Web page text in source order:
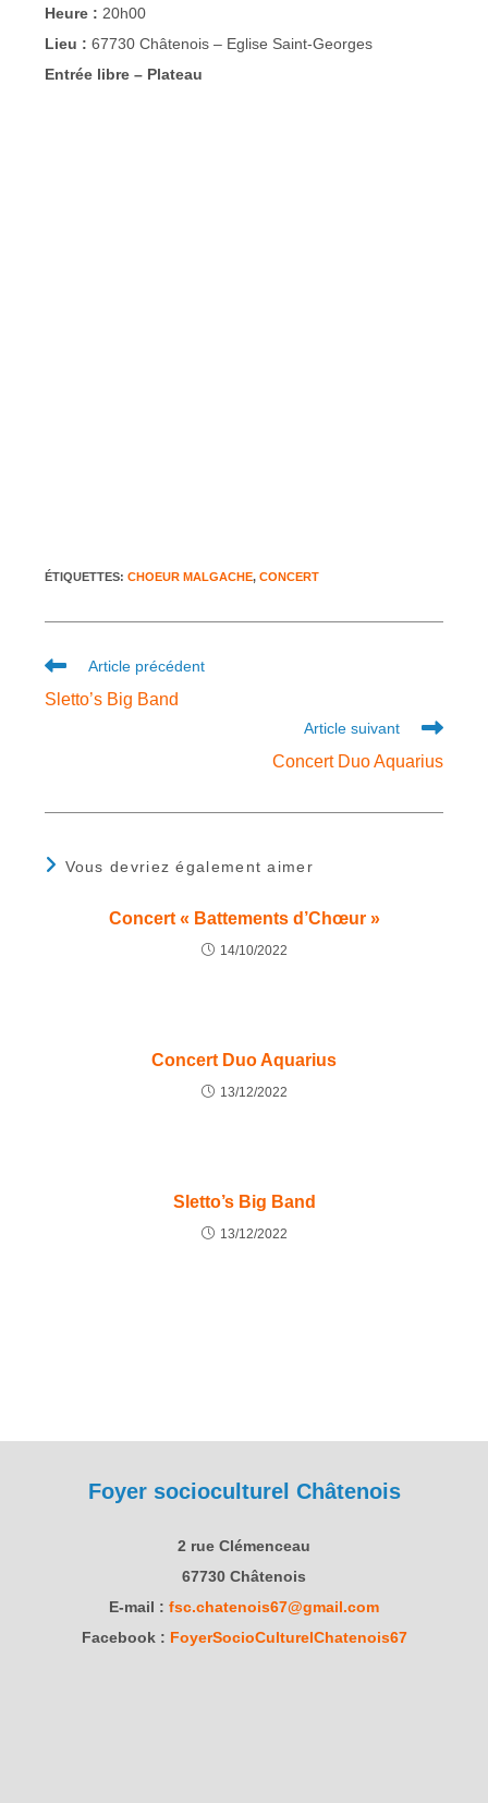
Heure : 20h00
Lieu :67730 Châtenois – Eglise Saint-Georges
Entrée libre – Plateau
ÉTIQUETTES:CHOEUR MALGACHE, CONCERT
Article précédent
Sletto’s Big Band
Article suivant
Concert Duo Aquarius
Vous devriez également aimer
Concert « Battements d’Chœur »
14/10/2022
Concert Duo Aquarius
13/12/2022
Sletto’s Big Band
13/12/2022
Foyer socioculturel Châtenois
2 rue Clémenceau
67730 Châtenois
E-mail : fsc.chatenois67@gmail.com
Facebook : FoyerSocioCulturelChatenois67